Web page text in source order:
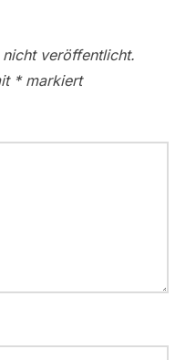
veröffentlicht.
*markiert